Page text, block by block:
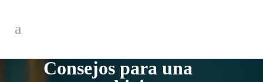
Consejos para una